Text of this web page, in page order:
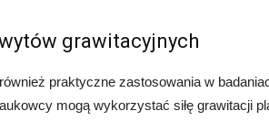
grawitacyjnych
praktyczne zastosowania w
mogą wykorzystać siłę grawitacji